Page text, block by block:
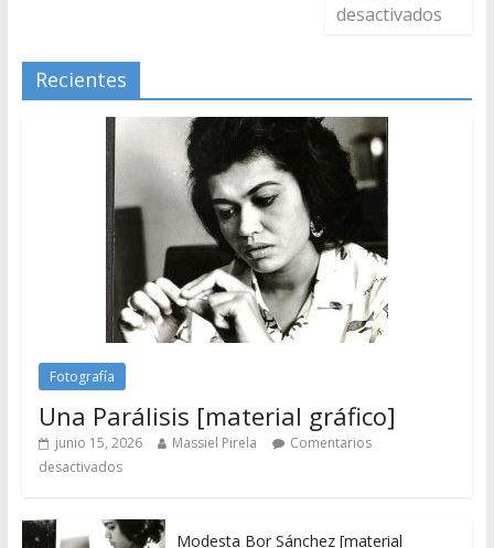
desactivados
Recientes
Fotografía
Una Parálisis [material gráfico]
junio 15, 2026 Massiel Pirela
Comentarios
desactivados
Modesta Bor Sánchez [material